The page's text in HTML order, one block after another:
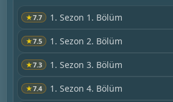
★7.7 1. Sezon 1. Bölüm
★7.5 1. Sezon 2. Bölüm
★7.3 1. Sezon 3. Bölüm
★7.4 1. Sezon 4. Bölüm